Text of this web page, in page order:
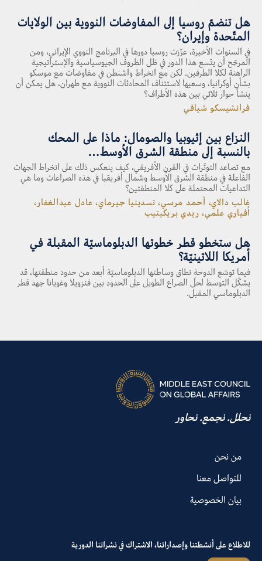
هل تنضمّ روسيا إلى المفاوضات النووية بين الولايات
المتّحدة وإيران؟
في السنوات الأخيرة، عزّزت روسيا دورها في البرنامج النووي الإيراني، ومن
المرجّح أن يتّسع هذا الدور في ظل الظروف الجيوسياسية والإستراتيجية
الراهنة لكلا الطرفين. لكن مع انخراط واشنطن في مفاوضات مع موسكو
بشأن أوكرانيا، وسعيها لاستئناف المحادثات النووية مع طهران، هل يمكن أن
ينشأ حوار ثلاثي بين هذه الأطراف؟
فرانشيسكو شيافي
النزاع بين إثيوبيا والصومال: ماذا على المحك
بالنسبة إلى منطقة الشرق الأوسط…
مع تصاعد التوتّرات في القرن الأفريقي، كيف ينعكس ذلك على انخراط الجهات
الفاعلة في منطقة الشرق الأوسط وشمال أفريقيا في هذه الصراعات وما هي
التداعيات المحتملة على كلا المنطقتين؟
غالب دالاي، أحمد مرسي، تسدينيا جيرماي، عادل عبدالغفار،
أفياري علمي، ريدي بريكيتيب
هل ستخطو قطر خطوتها الدبلوماسيّة المقبلة في
أمريكا اللاتينيّة؟
فيما توسّع الدوحة نطاق وساطتها الدبلوماسيّة أبعد من حدود منطقتها، قد
يشكّل التوسط لحلّ الصراع الطويل على الحدود بين فنزويلا وغويانا جهد قطر
الدبلوماسي المقبل.
نحلل. نجمع. نحاور
من نحن
للتواصل معنا
بيان الخصوصية
للاطلاع على أنشطتنا وإصداراتنا، الاشتراك في نشراتنا الدورية